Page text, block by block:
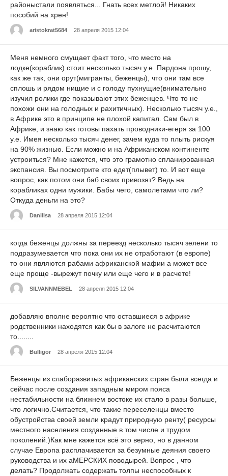
районыстали появляться... Гнать всех метлой! Никаких
пособий на хрен!
aristokrat5684 28 апреля 2015 12:04
Меня немного смущает факт того, что место на
лодке(кораблик) стоит несколько тысяч у.е. Пардона прошу,
как же так, они орут(мигранты, беженцы), что они там все
сплошь и рядом нищие и с голоду пухнущие(внимательно
изучил ролики где показывают этих беженцев. Что то не
похожи они на голодных и рахитичных). Несколько тысяч у.е.,
в Африке это в принципе не плохой капитал. Сам был в
Африке, и знаю как готовы пахать проводники-егеря за 100
у.е. Имея несколько тысяч денег, зачем куда то плыть рискуя
на 90% жизнью. Если можно и на Африканском континенте
устроиться? Мне кажется, что это грамотно спланированная
экспансия. Вы посмотрите кто едет(плывет) то. И вот еще
вопрос, как потом они баб своих привозят? Ведь на
корабликах одни мужики. Бабы чего, самолетами что ли?
Откуда деньги на это?
Danillsa 28 апреля 2015 12:04
когда беженцы должны за переезд несколько тысяч зелени то
подразумевается что пока они их не отработают (в европе)
то они являются рабами африканской мафии а может все
еще проще -вырежут почку или еще чего и в расчете!
SILVANNMEBEL 28 апреля 2015 12:04
добавляю вполне вероятно что оставшиеся в африке
родственники находятся как бы в залоге не расчитаются
то........
Bulligor 28 апреля 2015 12:04
Беженцы из слаборазвитых африканских стран были всегда и
сейчас после создания западным миром пояса
нестабильности на ближнем востоке их стало в разы больше,
что логично.Считается, что такие переселенцы вместо
обустройства своей земли крадут природную ренту( ресурсы
местного населения созданные в том числе и трудом
поколений.)Как мне кажется всё это верно, но в данном
случае Европа расплачивается за безумные деяния своего
руководства и их аМЕРСКИХ поводырей. Вопрос , что
делать? Продолжать содержать толпы неспособных к